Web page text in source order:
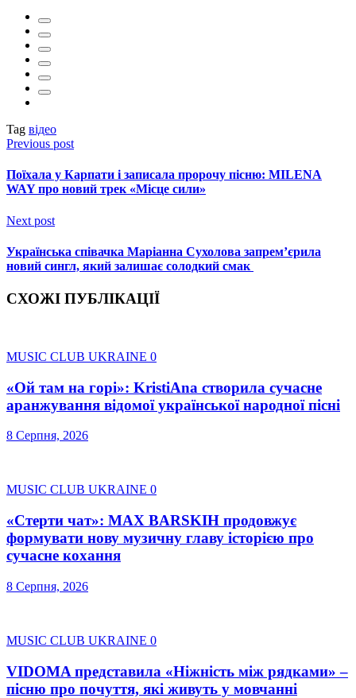
Tag відео
Previous post
Поїхала у Карпати і записала пророчу пісню: MILENA
WAY про новий трек «Місце сили»
Next post
Українська співачка Маріанна Сухолова запрем’єрила
новий сингл, який залишає солодкий смак
СХОЖІ ПУБЛІКАЦІЇ
MUSIC CLUB UKRAINE 0
«Ой там на горі»: KristiAna створила сучасне
аранжування відомої української народної пісні
8 Серпня, 2026
MUSIC CLUB UKRAINE 0
«Стерти чат»: MAX BARSKIH продовжує
формувати нову музичну главу історією про
сучасне кохання
8 Серпня, 2026
MUSIC CLUB UKRAINE 0
VIDOMA представила «Ніжність між рядками» –
пісню про почуття, які живуть у мовчанні